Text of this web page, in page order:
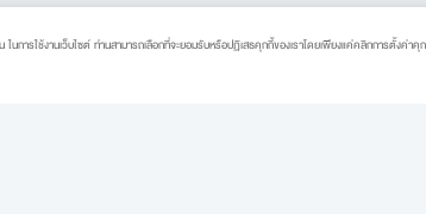
10500
การใช้งานเว็บไซต์ ท่านสามารถเลือกที่จะยอมรับหรือปฏิเสธคุกกี้ของเราโดยเพียงแค่คลิกการตั้งค่าคุ